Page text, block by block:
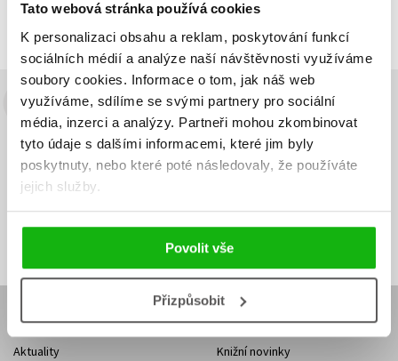
Tato webová stránka používá cookies
K personalizaci obsahu a reklam, poskytování funkcí
sociálních médií a analýze naší návštěvnosti využíváme
soubory cookies. Informace o tom, jak náš web
využíváme, sdílíme se svými partnery pro sociální
média, inzerci a analýzy. Partneři mohou zkombinovat
tyto údaje s dalšími informacemi, které jim byly
poskytnuty, nebo které poté následovaly, že používáte
jejich služby.
Povolit vše
Přizpůsobit
Předchozí 1 Další
Budete to vědět jako první!
Zajímá Vás, jaký knižní hit právě vychází, na jaké zboží je výhodná
sleva, jaká běží soutěž o ceny? Přihlášením k odběru našich e-
mailových novinek
Vaše e-
mailová
Vaše e-
mailová
Vaše e-mailová adresa Přihlásit se
E-SHOP
Aktuality
Knižní novinky